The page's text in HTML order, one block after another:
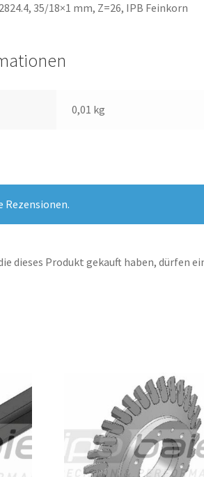
35/18×1 mm, Z=26, IPB Feinkorn
0,01 kg
Rezensionen.
dieses Produkt gekauft haben, dürfen